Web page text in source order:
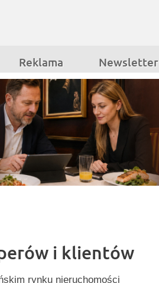
Reklama Newsletter
i klientów
rynku nieruchomości